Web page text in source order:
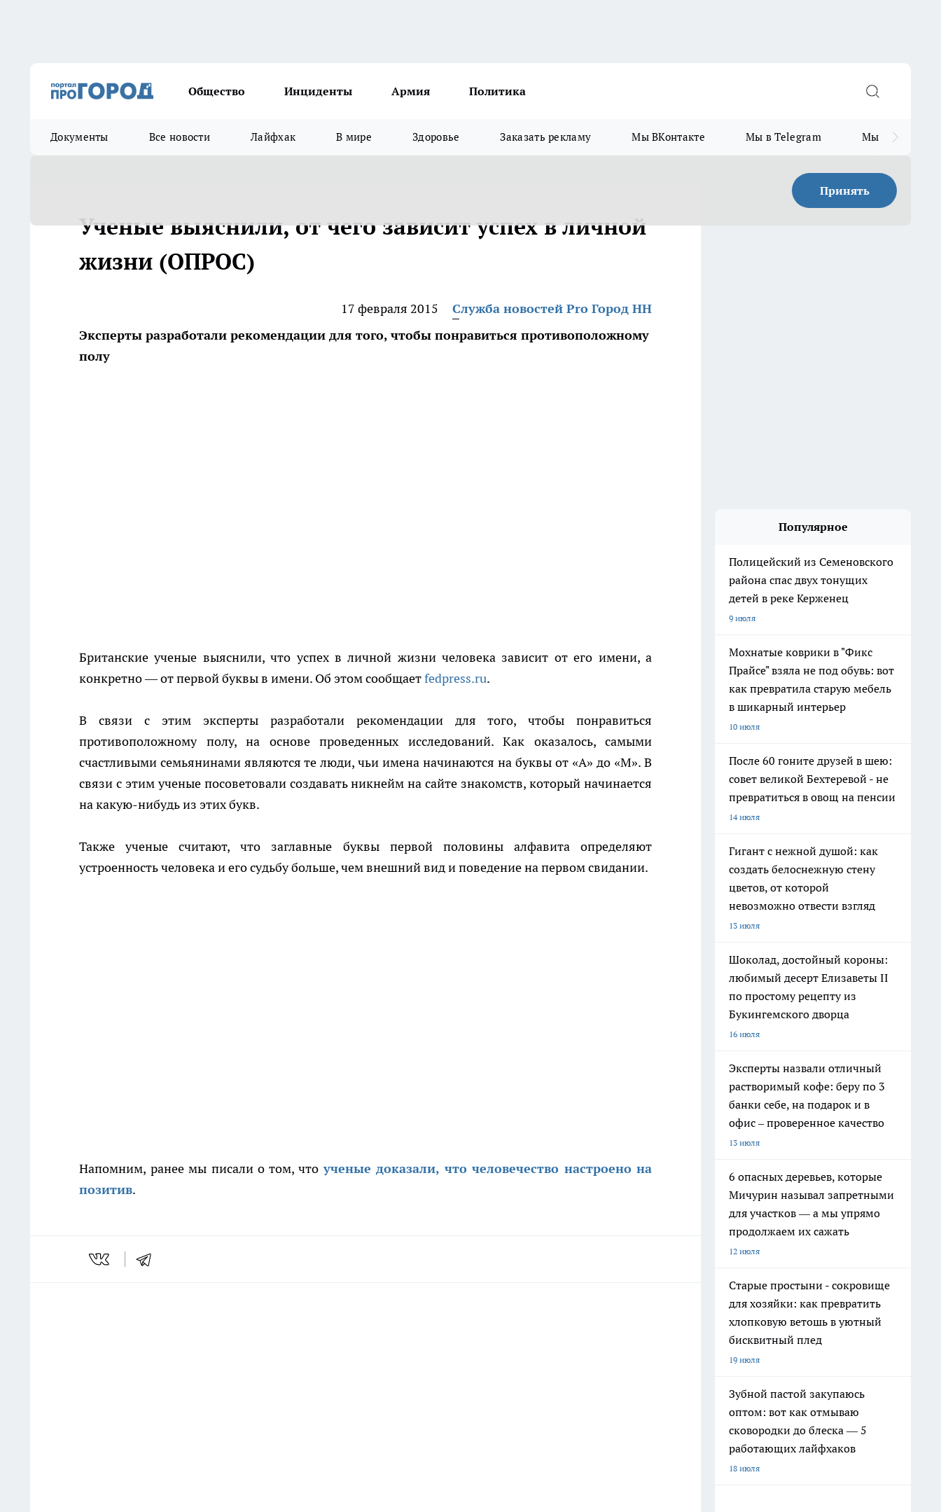
Общество Инциденты Армия Политика
Документы Все новости Лайфхак В мире Здоровье Заказать рекламу Мы ВКонтакте Мы в Telegram Мы в MAX
Принять
Ученые выяснили, от чего зависит успех в личной
жизни (ОПРОС)
17 февраля 2015
Служба новостей Pro Город НН
Эксперты разработали рекомендации для того, чтобы понравиться противоположному
полу
Британские ученые выяснили, что успех в личной жизни человека зависит от его имени, а
конкретно — от первой буквы в имени. Об этом сообщаетfedpress.ru.
В связи с этим эксперты разработали рекомендации для того, чтобы понравиться
противоположному полу, на основе проведенных исследований. Как оказалось, самыми
счастливыми семьянинами являются те люди, чьи имена начинаются на буквы от «А» до «М». В
связи с этим ученые посоветовали создавать никнейм на сайте знакомств, который начинается
на какую-нибудь из этих букв.
Также ученые считают, что заглавные буквы первой половины алфавита определяют
устроенность человека и его судьбу больше, чем внешний вид и поведение на первом свидании.
Напомним, ранее мы писали о том, чтоученые доказали, что человечество настроено на
позитив.
Популярное
Полицейский из Семеновского
района спас двух тонущих
детей в реке Керженец
9 июля
Мохнатые коврики в "Фикс
Прайсе" взяла не под обувь: вот
как превратила старую мебель
в шикарный интерьер
10 июля
После 60 гоните друзей в шею:
совет великой Бехтеревой - не
превратиться в овощ на пенсии
14 июля
Гигант с нежной душой: как
создать белоснежную стену
цветов, от которой
невозможно отвести взгляд
13 июля
Шоколад, достойный короны:
любимый десерт Елизаветы II
по простому рецепту из
Букингемского дворца
16 июля
Эксперты назвали отличный
растворимый кофе: беру по 3
банки себе, на подарок и в
офис – проверенное качество
13 июля
6 опасных деревьев, которые
Мичурин называл запретными
для участков — а мы упрямо
продолжаем их сажать
12 июля
Старые простыни - сокровище
для хозяйки: как превратить
хлопковую ветошь в уютный
бисквитный плед
19 июля
Зубной пастой закупаюсь
оптом: вот как отмываю
сковородки до блеска — 5
работающих лайфхаков
18 июля